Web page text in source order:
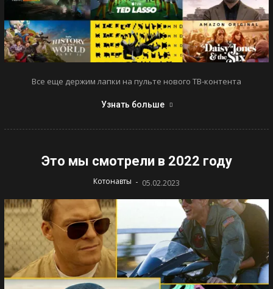
Все еще держим лапки на пульте нового ТВ-контента
Узнать больше
Это мы смотрели в 2022 году
Котонавты - 05.02.2023